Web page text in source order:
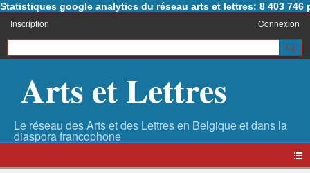
Statistiques google analytics du réseau arts et lettres: 8 403 746
Inscription Connexion
Arts et Lettres